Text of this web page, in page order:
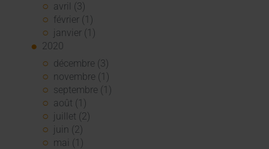
avril (3)
février (1)
janvier (1)
2020
décembre (3)
novembre (1)
septembre (1)
août (1)
juillet (2)
juin (2)
mai (1)